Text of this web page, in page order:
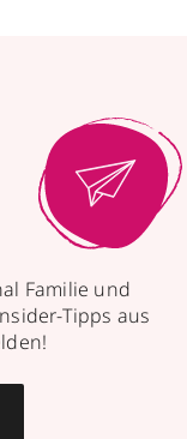
Familie und
Tipps aus